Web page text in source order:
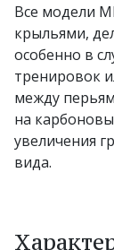
Все модели
крыльями,
особенно в
тренировок
между
на
увеличения
вида.